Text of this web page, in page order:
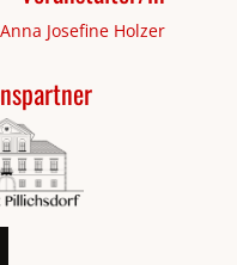
Anna Josefine Holzer